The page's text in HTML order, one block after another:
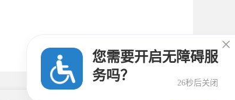
您需要开启无障碍服
务吗？
25秒后关闭
